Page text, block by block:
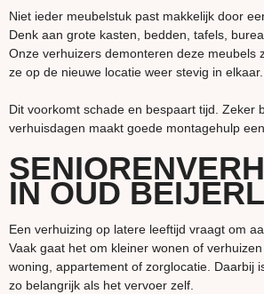
Niet ieder meubelstuk past makkelijk door
Denk aan grote kasten, bedden, tafels,
Onze verhuizers demonteren deze meubels
ze op de nieuwe locatie weer stevig in elkaar.
Dit voorkomt schade en bespaart tijd. Zeker
verhuisdagen maakt goede montagehulp
IN OUD
Een verhuizing op latere leeftijd vraagt om
Vaak gaat het om kleiner wonen of
woning, appartement of zorglocatie. Daarbij
zo belangrijk als het vervoer zelf.